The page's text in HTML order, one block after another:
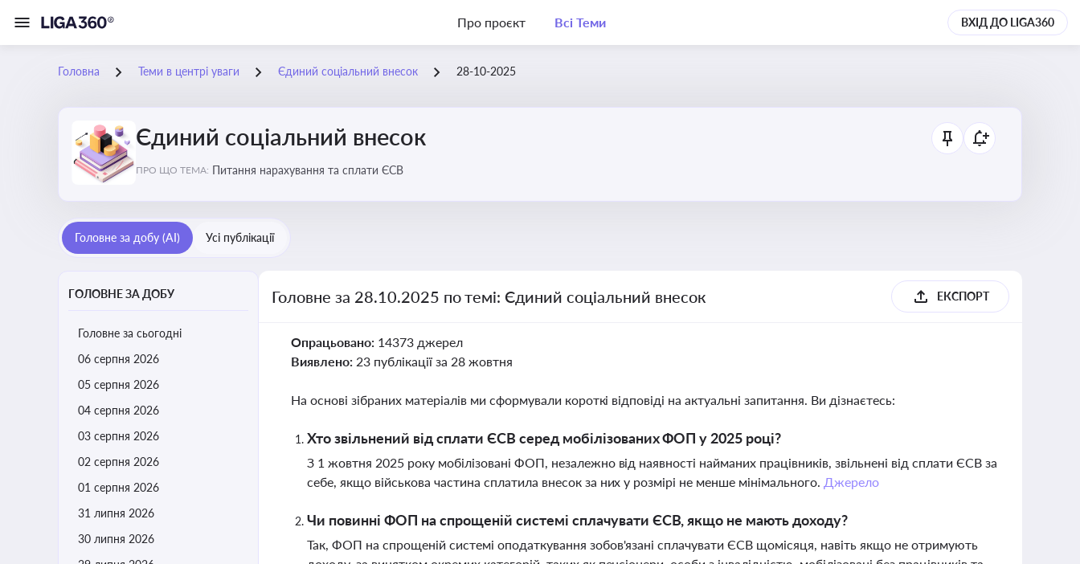
Про проєкт Всі Теми ВХІД ДО LIGA360
Головна Теми в центрі уваги Єдиний соціальний внесок 28-10-2025
Єдиний соціальний внесок
ПРО ЩО ТЕМА: Питання нарахування та сплати ЄСВ
Головне за добу (AI) Усі публікації
ГОЛОВНЕ ЗА ДОБУ
Головне за сьогодні
06 серпня 2026
05 серпня 2026
04 серпня 2026
03 серпня 2026
02 серпня 2026
01 серпня 2026
31 липня 2026
30 липня 2026
Головне за 28.10.2025 по темі: Єдиний соціальний внесок ЕКСПОРТ
Опрацьовано: 14373 джерел
Виявлено: 23 публікації за 28 жовтня
На основі зібраних матеріалів ми сформували короткі відповіді на актуальні запитання. Ви дізнаєтесь:
Хто звільнений від сплати ЄСВ серед мобілізованих ФОП у 2025 році?
З 1 жовтня 2025 року мобілізовані ФОП, незалежно від наявності найманих працівників, звільнені від сплати ЄСВ за
себе, якщо військова частина сплатила внесок за них у розмірі не менше мінімального. Джерело
Чи повинні ФОП на спрощеній системі сплачувати ЄСВ, якщо не мають доходу?
Так, ФОП на спрощеній системі оподаткування зобов'язані сплачувати ЄСВ щомісяця, навіть якщо не отримують